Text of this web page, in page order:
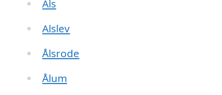
Als
Alslev
Ålsrode
Ålum